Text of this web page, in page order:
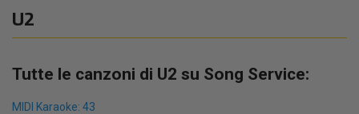
U2
Tutte le canzoni di U2 su Song Service:
MIDI Karaoke: 43